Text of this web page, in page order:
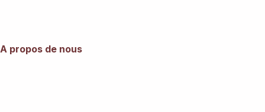
A propos de nous